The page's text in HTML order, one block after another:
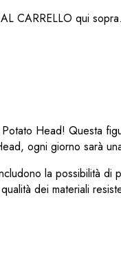
CARRELLO qui sopra.
Head! Questa
ogni giorno sarà
la possibilità
dei materiali